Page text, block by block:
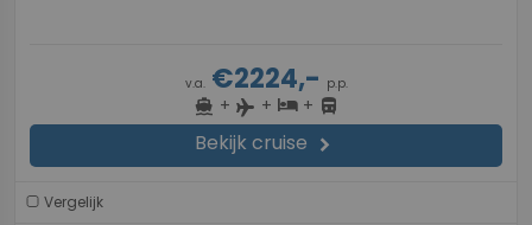
v.a.€2224,- p.p.
directions_boat + flight + hotel+ directions_bus
Bekijk cruise chevron_right
Vergelijk